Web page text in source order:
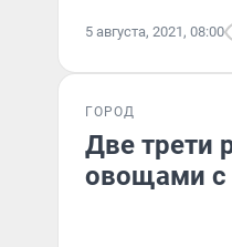
5 августа, 2021, 08:00
ГОРОД
Две трети
овощами с